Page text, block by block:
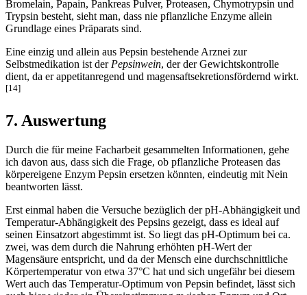
Bromelain, Papain, Pankreas Pulver, Proteasen, Chymotrypsin und
Trypsin besteht, sieht man, dass nie pflanzliche Enzyme allein
Grundlage eines Präparats sind.
Eine einzig und allein aus Pepsin bestehende Arznei zur
Selbstmedikation ist der Pepsinwein, der der Gewichtskontrolle
dient, da er appetitanregend und magensaftsekretionsfördernd wirkt.
[14]
7. Auswertung
Durch die für meine Facharbeit gesammelten Informationen, gehe
ich davon aus, dass sich die Frage, ob pflanzliche Proteasen das
körpereigene Enzym Pepsin ersetzen könnten, eindeutig mit Nein
beantworten lässt.
Erst einmal haben die Versuche bezüglich der pH-Abhängigkeit und
Temperatur-Abhängigkeit des Pepsins gezeigt, dass es ideal auf
seinen Einsatzort abgestimmt ist. So liegt das pH-Optimum bei ca.
zwei, was dem durch die Nahrung erhöhten pH-Wert der
Magensäure entspricht, und da der Mensch eine durchschnittliche
Körpertemperatur von etwa 37°C hat und sich ungefähr bei diesem
Wert auch das Temperatur-Optimum von Pepsin befindet, lässt sich